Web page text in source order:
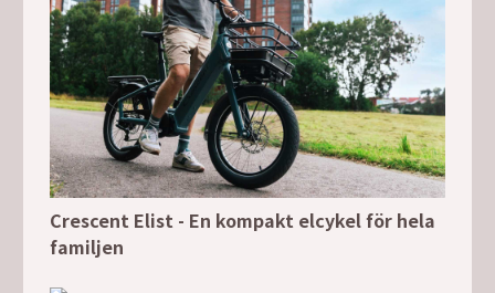
Crescent Elist - En kompakt elcykel för hela
familjen